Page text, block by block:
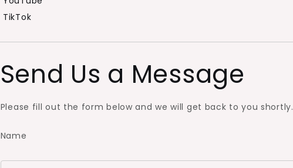
TikTok
Send Us a Message
Please fill out the form below and we will get back to you shortly.
Name